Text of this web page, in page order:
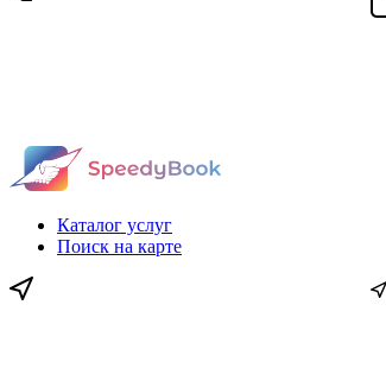
Каталог услуг
Поиск на карте